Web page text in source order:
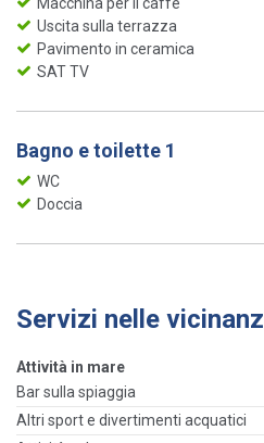
Uscita sulla terrazza
Pavimento in ceramica
SAT TV
Bagno e toilette 1
WC
Doccia
Servizi nelle
Attività in mare
Bar sulla spiaggia
Altri sport e divertimenti acquatici